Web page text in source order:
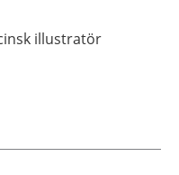
illustratör